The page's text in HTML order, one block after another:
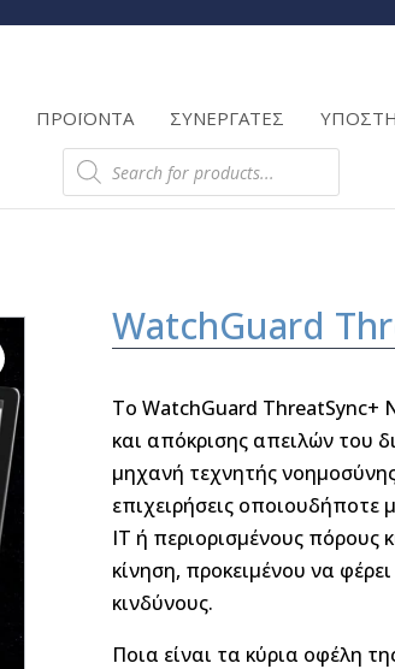
ΠΡΟΪΟΝΤΑ ΣΥΝΕΡΓΑΤΕΣ
Products
search
Products
WatchGuard
Το WatchGuard ThreatSync+
και απόκρισης απειλών του
μηχανή τεχνητής
επιχειρήσεις οποιουδήποτε
IT ή περιορισμένους πόρους
κίνηση, προκειμένου να
κινδύνους.
Ποια είναι τα κύρια οφέλη